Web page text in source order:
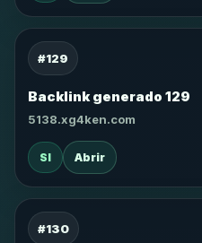
#129
Backlink generado 129
5138.xg4ken.com
SI Abrir
#130